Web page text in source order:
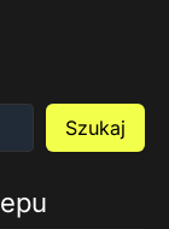
Szukaj